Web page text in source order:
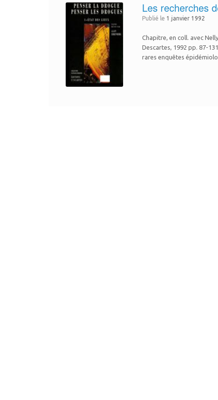
Les recherches
Publié le 1 janvier 1992
Chapitre, en coll. avec
Descartes, 1992 pp. 87-
rares enquêtes